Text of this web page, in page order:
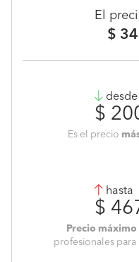
El
$
desde
$
Es el precio
hasta
$
Precio máximo
profesionales